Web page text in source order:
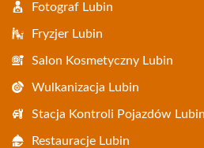
Fotograf Lubin
Fryzjer Lubin
Salon Kosmetyczny Lubin
Wulkanizacja Lubin
Stacja Kontroli Pojazdów Lubin
Restauracje Lubin